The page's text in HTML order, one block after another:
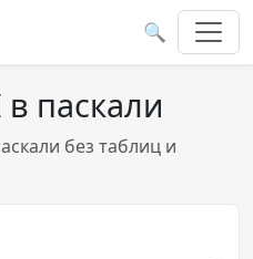
🔍
паскали
без таблиц и